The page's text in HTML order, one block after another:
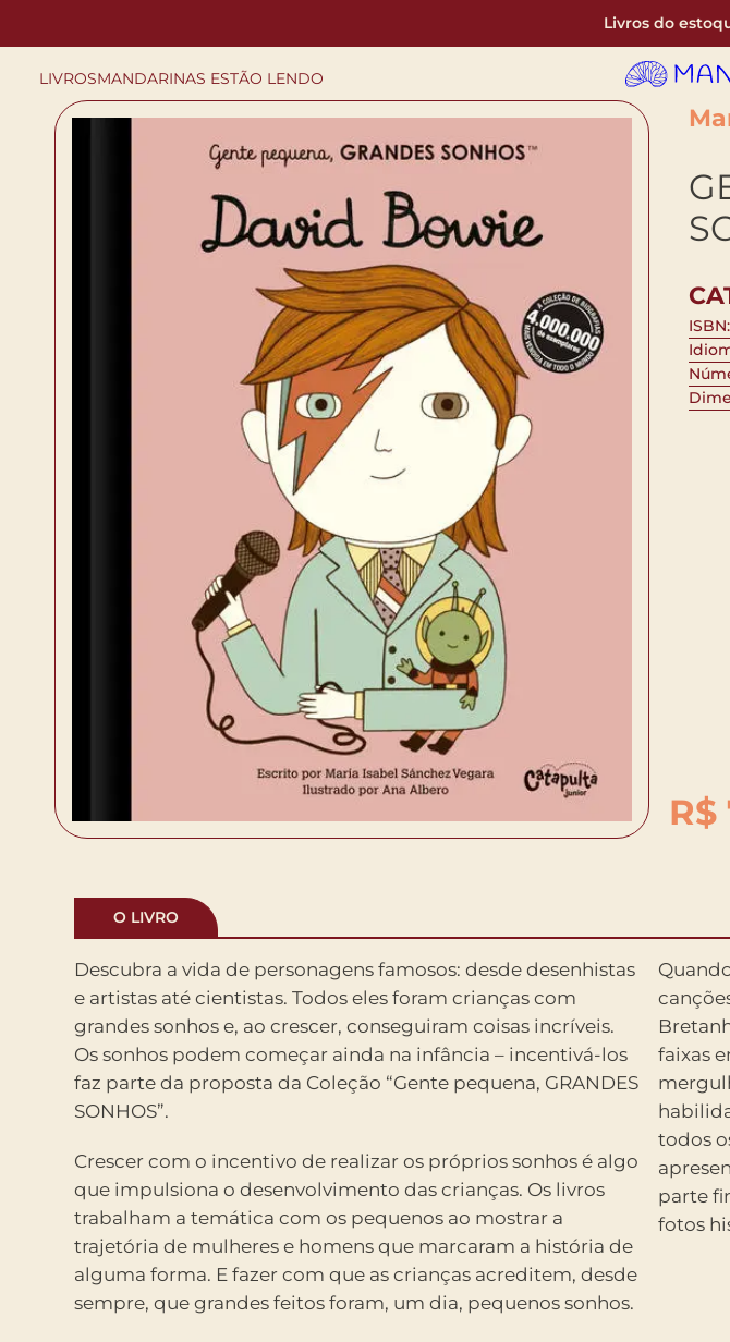
Livros do
LIVROSMANDARINAS ESTÃO LENDO
ISBN:
R$
O LIVRO
Descubra a vida de personagens famosos: desde desenhistas
e artistas até cientistas. Todos eles foram crianças com
grandes sonhos e, ao crescer, conseguiram coisas incríveis.
Os sonhos podem começar ainda na infância – incentivá-los
faz parte da proposta da Coleção “Gente pequena, GRANDES
SONHOS”.
Crescer com o incentivo de realizar os próprios sonhos é algo
que impulsiona o desenvolvimento das crianças. Os livros
trabalham a temática com os pequenos ao mostrar a
trajetória de mulheres e homens que marcaram a história de
alguma forma. E fazer com que as crianças acreditem, desde
sempre, que grandes feitos foram, um dia, pequenos sonhos.
faixas
todos
parte
fotos